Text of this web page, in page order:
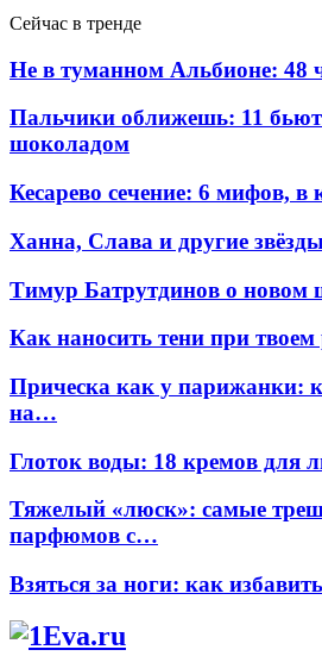
Сейчас в тренде
Не в туманном Альбионе: 48
Пальчики оближешь: 11
шоколадом
Кесарево сечение: 6 мифов,
Ханна, Слава и другие
Тимур Батрутдинов о новом
Как наносить тени при твоем
Прическа как у парижанки:
на…
Глоток воды: 18 кремов для
Тяжелый «люск»: самые
парфюмов с…
Взяться за ноги: как